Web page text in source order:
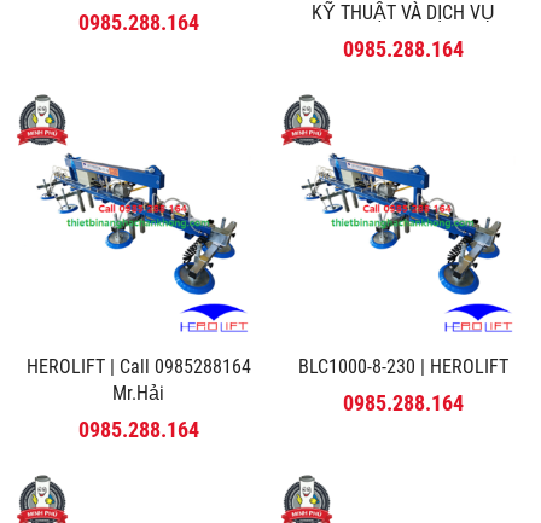
0985.288.164
KỸ THUẬT VÀ DỊCH VỤ
MINH PHÚ
0985.288.164
HEROLIFT | Call 0985288164
Mr.Hải
0985.288.164
BLC1000-8-230 | HEROLIFT
0985.288.164